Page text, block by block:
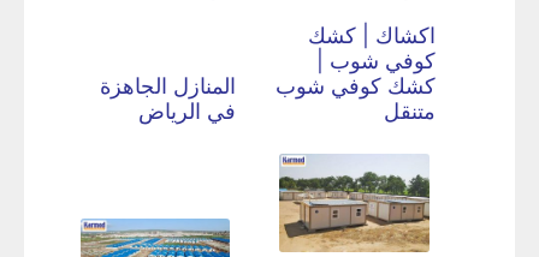
اكشاك | كشك
كوفي شوب |
كشك كوفي شوب
متنقل
المنازل الجاهزة
في الرياض